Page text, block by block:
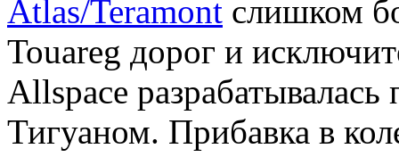
Atlas/Teramont слишком
Touareg дорог и
Allspace
Тигуаном. Прибавка в